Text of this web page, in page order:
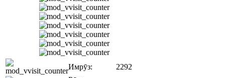
Имрӯз:
2292